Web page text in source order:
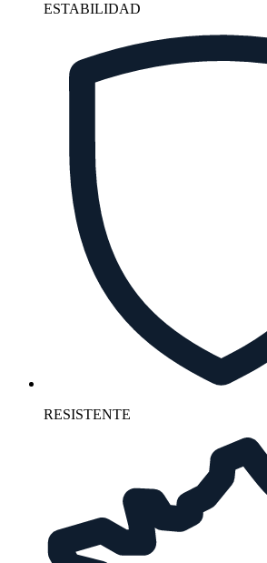
ESTABILIDAD
RESISTENTE